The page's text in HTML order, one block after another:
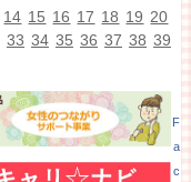
14 15 16 17 18 19 20
33 34 35 36 37 38 39
F
a
c